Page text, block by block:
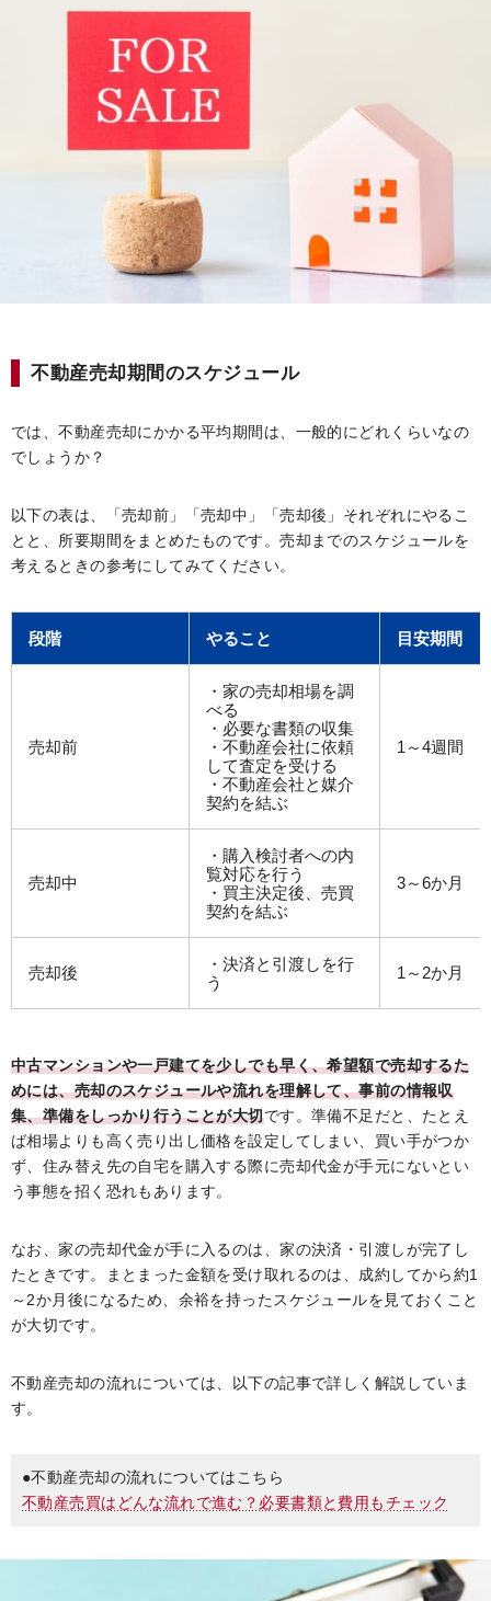
不動産売却期間のスケジュール
では、不動産売却にかかる平均期間は、一般的にどれくらいなの
でしょうか？
以下の表は、「売却前」「売却中」「売却後」それぞれにやるこ
とと、所要期間をまとめたものです。売却までのスケジュールを
考えるときの参考にしてみてください。
段階 やること 目安期間
売却前
・家の売却相場を調
べる
・必要な書類の収集
・不動産会社に依頼
して査定を受ける
・不動産会社と媒介
契約を結ぶ
1～4週間
売却中
・購入検討者への内
覧対応を行う
・買主決定後、売買
契約を結ぶ
3～6か月
売却後
・決済と引渡しを行
う
1～2か月
中古マンションや一戸建てを少しでも早く、希望額で売却するた
めには、売却のスケジュールや流れを理解して、事前の情報収
集、準備をしっかり行うことが大切です。準備不足だと、たとえ
ば相場よりも高く売り出し価格を設定してしまい、買い手がつか
ず、住み替え先の自宅を購入する際に売却代金が手元にないとい
う事態を招く恐れもあります。
なお、家の売却代金が手に入るのは、家の決済・引渡しが完了し
たときです。まとまった金額を受け取れるのは、成約してから約1
～2か月後になるため、余裕を持ったスケジュールを見ておくこと
が大切です。
不動産売却の流れについては、以下の記事で詳しく解説していま
す。
●不動産売却の流れについてはこちら
不動産売買はどんな流れで進む？必要書類と費用もチェック